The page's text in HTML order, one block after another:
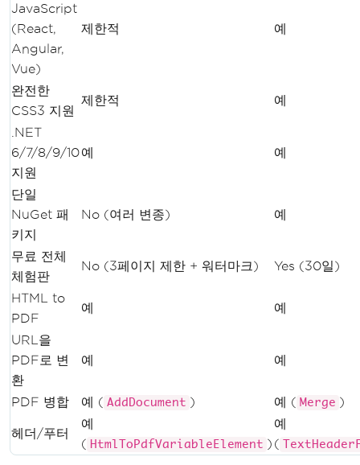
JavaScript
(React,
Angular,
Vue)
제한적 예
완전한
CSS3 지원
제한적 예
.NET
6/7/8/9/10
지원
예 예
단일
NuGet 패
키지
No (여러 변종) 예
무료 전체
체험판
No (3페이지 제한 + 워터마크) Yes (30일)
HTML to
PDF
예 예
URL을
PDF로 변
환
예 예
PDF 병합 예 ( AddDocument ) 예 ( Merge )
헤더/푸터
예
( HtmlToPdfVariableElement )
예
(